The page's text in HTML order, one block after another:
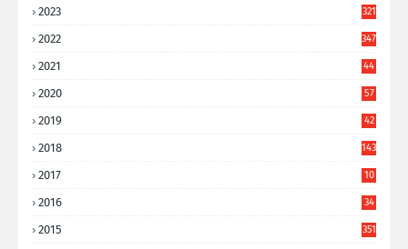
2023 321
2022 347
2021
44
2020
57
2019
42
2018 143
2017
10
2016
34
2015 351